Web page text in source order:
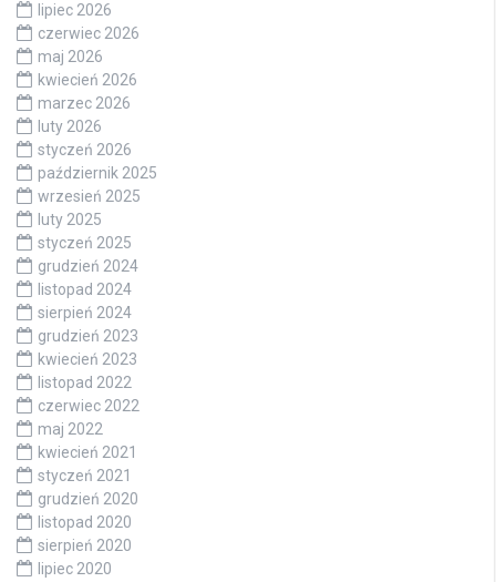
lipiec 2026
czerwiec 2026
maj 2026
kwiecień 2026
marzec 2026
luty 2026
styczeń 2026
październik 2025
wrzesień 2025
luty 2025
styczeń 2025
grudzień 2024
listopad 2024
sierpień 2024
grudzień 2023
kwiecień 2023
listopad 2022
czerwiec 2022
maj 2022
kwiecień 2021
styczeń 2021
grudzień 2020
listopad 2020
sierpień 2020
lipiec 2020